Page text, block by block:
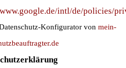
intl/de/policies/
Konfigurator von mein-